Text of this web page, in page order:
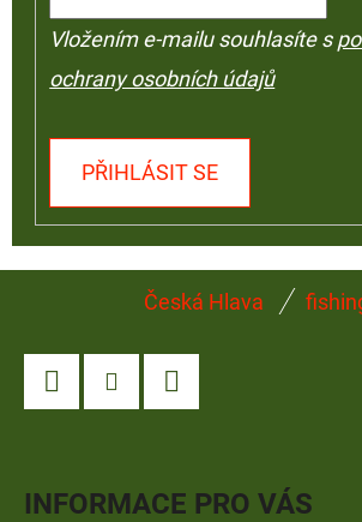
Vložením e-mailu souhlasíte s
ochrany osobních údajů
PŘIHLÁSIT SE
Česká Hlava
INFORMACE PRO VÁS